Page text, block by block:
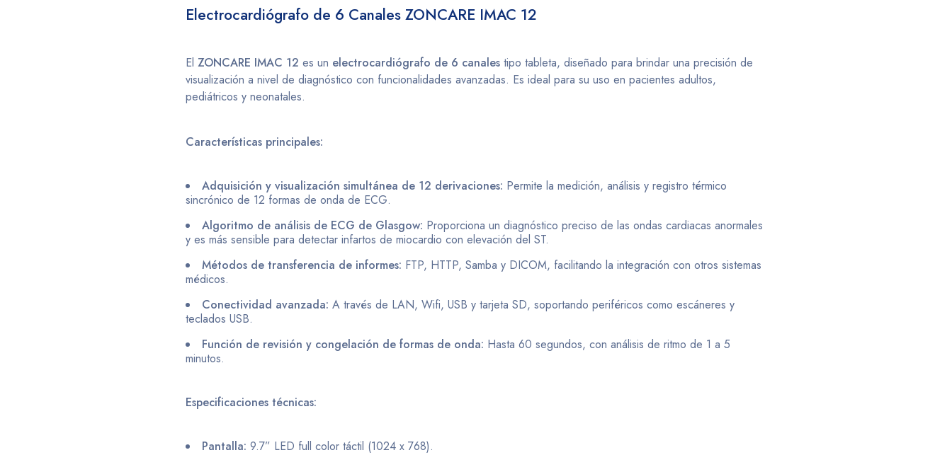
Electrocardiógrafo de 6 Canales ZONCARE IMAC 12
El ZONCARE IMAC 12 es un electrocardiógrafo de 6 canales tipo tableta, diseñado para brindar una precisión de
visualización a nivel de diagnóstico con funcionalidades avanzadas. Es ideal para su uso en pacientes adultos,
pediátricos y neonatales.
Características principales:
Adquisición y visualización simultánea de 12 derivaciones: Permite la medición, análisis y registro térmico
sincrónico de 12 formas de onda de ECG.
Algoritmo de análisis de ECG de Glasgow: Proporciona un diagnóstico preciso de las ondas cardiacas anormales
y es más sensible para detectar infartos de miocardio con elevación del ST.
Métodos de transferencia de informes: FTP, HTTP, Samba y DICOM, facilitando la integración con otros sistemas
médicos.
Conectividad avanzada: A través de LAN, Wifi, USB y tarjeta SD, soportando periféricos como escáneres y
teclados USB.
Función de revisión y congelación de formas de onda: Hasta 60 segundos, con análisis de ritmo de 1 a 5
minutos.
Especificaciones técnicas:
Pantalla: 9.7” LED full color táctil (1024 x 768).